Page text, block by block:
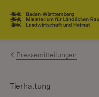
Zum Inhalt springen
Link zur Startseite
Pressemitteilungen
Tierhaltung